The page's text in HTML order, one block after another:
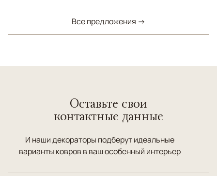
Все предложения →
Оставьте свои
контактные данные
И наши декораторы подберут идеальные
варианты ковров в ваш особенный интерьер